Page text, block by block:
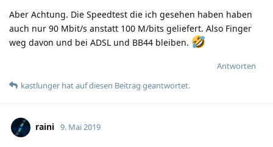
Aber Achtung. Die Speedtest die ich gesehen haben haben
auch nur 90 Mbit/s anstatt 100 M/bits geliefert. Also Finger
weg davon und bei ADSL und BB44 bleiben.
Antworten
kastlunger hatauf diesen Beitrag geantwortet.
raini 9. Mai 2019